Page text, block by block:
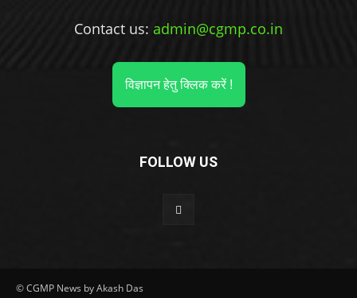
Contact us: admin@cgmp.co.in
विज्ञापन हेतु क्लिक करें !
FOLLOW US
© CGMP News by Akash Das